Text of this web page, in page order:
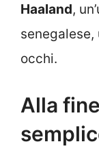
Haaland,
occhi.
Alla